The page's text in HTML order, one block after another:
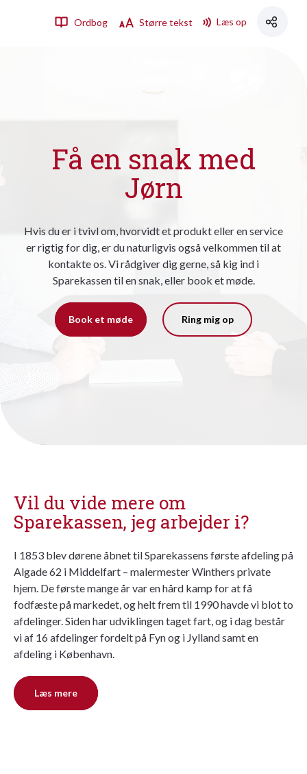
Ordbog Større tekst Læs op
Få en snak med
Jørn
Hvis du er i tvivl om, hvorvidt et produkt eller en service
er rigtig for dig, er du naturligvis også velkommen til at
kontakte os. Vi rådgiver dig gerne, så kig ind i
Sparekassen til en snak, eller book et møde.
Book et møde Ring mig op
Vil du vide mere om
Sparekassen, jeg arbejder i?
I 1853 blev dørene åbnet til Sparekassens første afdeling på
Algade 62 i Middelfart – malermester Winthers private
hjem. De første mange år var en hård kamp for at få
fodfæste på markedet, og helt frem til 1990 havde vi blot to
afdelinger. Siden har udviklingen taget fart, og i dag består
vi af 16 afdelinger fordelt på Fyn og i Jylland samt en
afdeling i København.
Læs mere